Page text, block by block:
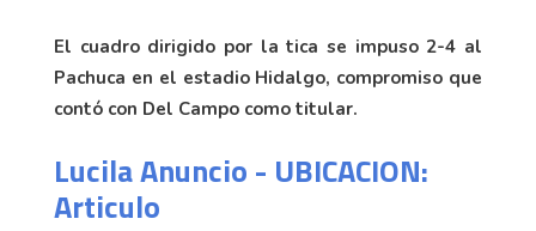
El cuadro dirigido por la tica se impuso 2-4 al
Pachuca en el estadio Hidalgo, compromiso que
contó con Del Campo como titular.
Lucila Anuncio - UBICACION:
Articulo